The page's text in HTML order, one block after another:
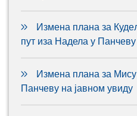
Измена плана за
пут иза Надела у
Измена плана за
Панчеву на јавном увиду